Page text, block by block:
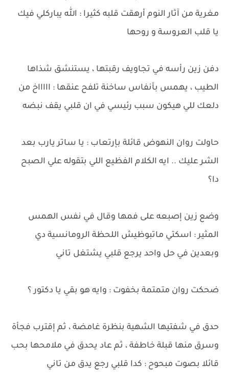
مغرية من آثار النوم أرهقت قلبه كثيرا : الله يباركلي فيك
يا قلب العروسة و روحها
دفن زين رأسه في تجاويف رقبتها ، يستنشق شذاها
الطيب ، يهمس بأنفاس ساخنة تلفح عنقها : اااااخ من
دلعك للي هيكون سبب رئيسي في ان قلبي يقف نبضه
حاولت روان النهوض قائلة بإرتعاب : يا ساتر يارب بعد
الشر عليك .. ايه الكلام الفظيع اللي بتقوله علي الصبح
دا؟
وضع زين إصبعه على فمها وقال في نفس الهمس
المثير : اسكتي ماتبوظيش اللحظة الرومانسية دي
وبعدين في حل واحد يرجع قلبي يشتغل تاني
ضحكت روان متمتمة بخفوت : وايه هو بقي يا دكتور ؟
حدق في شفتيها الشهية بنظرة غامضة ، ثم إقترب فجأة
وسرق منها قبلة خاطفة ، ثم عاد يحدق في ملامحها بحب
قائلا بصوت مبحوح : كدا قلبي رجع يدق من تاني